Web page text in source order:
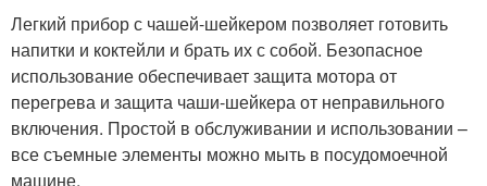
Легкий прибор с чашей-шейкером позволяет готовить
напитки и коктейли и брать их с собой. Безопасное
использование обеспечивает защита мотора от
перегрева и защита чаши-шейкера от неправильного
включения. Простой в обслуживании и использовании –
все съемные элементы можно мыть в посудомоечной
машине.